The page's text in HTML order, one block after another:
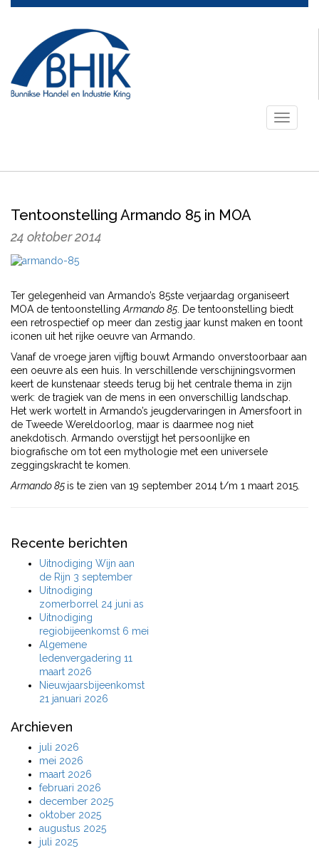
Toggle
Tentoonstelling Armando 85 in MOA
24 oktober 2014
Ter gelegenheid van Armando’s 85ste verjaardag organiseert
MOA de tentoonstelling Armando 85 . De tentoonstelling biedt
een retrospectief op meer dan zestig jaar kunst maken en toont
iconen uit het rijke oeuvre van Armando.
Vanaf de vroege jaren vijftig bouwt Armando onverstoorbaar aan
een oeuvre als een huis. In verschillende verschijningsvormen
keert de kunstenaar steeds terug bij het centrale thema in zijn
werk: de tragiek van de mens in een onverschillig landschap.
Het werk wortelt in Armando’s jeugdervaringen in Amersfoort in
de Tweede Wereldoorlog, maar is daarmee nog niet
anekdotisch. Armando overstijgt het persoonlijke en
biografische om tot een mythologie met een universele
zeggingskracht te komen.
Armando 85 is te zien van 19 september 2014 t/m 1 maart 2015.
Recente berichten
Uitnodiging Wijn aan
de Rijn 3 september
Uitnodiging
zomerborrel 24 juni as
Uitnodiging
regiobijeenkomst 6 mei
Algemene
ledenvergadering 11
maart 2026
Nieuwjaarsbijeenkomst
21 januari 2026
Archieven
juli 2026
mei 2026
maart 2026
februari 2026
december 2025
oktober 2025
augustus 2025
juli 2025